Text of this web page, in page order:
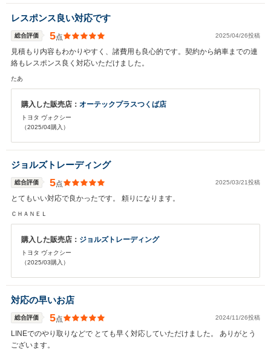
レスポンス良い対応です
総合評価 5点 2025/04/26投稿
見積もり内容もわかりやすく、諸費用も良心的です。契約から納車までの連
絡もレスポンス良く対応いただけました。
たあ
購入した販売店： オーテックプラスつくば店
トヨタ ヴォクシー
（2025/04購入）
ジョルズトレーディング
総合評価 5点 2025/03/21投稿
とてもいい対応で良かったです。 頼りになります。
ＣＨＡＮＥＬ
購入した販売店： ジョルズトレーディング
トヨタ ヴォクシー
（2025/03購入）
対応の早いお店
総合評価 5点 2024/11/26投稿
LINEでのやり取りなどで とても早く対応していただけました。 ありがとう
ございます。